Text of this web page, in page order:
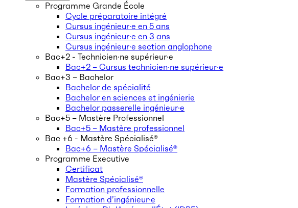
Programme Grande École
Cycle préparatoire intégré
Cursus ingénieur·e en 5 ans
Cursus ingénieur·e en 3 ans
Cursus ingénieur·e section anglophone
Bac+2 - Technicien·ne supérieur·e
Bac+2 – Cursus technicien·ne supérieur·e
Bac+3 – Bachelor
Bachelor de spécialité
Bachelor en sciences et ingénierie
Bachelor passerelle ingénieur·e
Bac+5 – Mastère Professionnel
Bac+5 – Mastère professionnel
Bac +6 - Mastère Spécialisé®
Bac+6 – Mastère Spécialisé®
Programme Executive
Certificat
Mastère Spécialisé®
Formation professionnelle
Formation d’ingénieur·e